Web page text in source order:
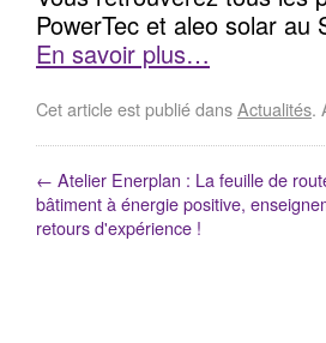
PowerTec et aleo solar
En savoir plus…
Cet article est publié dansActualités.
← Atelier Enerplan : La feuille de
bâtiment à énergie positive,
retours d'expérience !